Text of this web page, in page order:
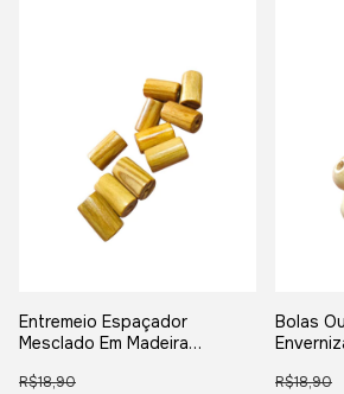
Entremeio Espaçador
Mesclado Em Madeira
R$18,90
Bolas
R$18,90